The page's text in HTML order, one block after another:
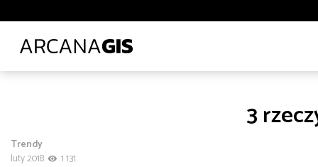
Biblioteki i muzea Ciepłownictwo Energetyka
Leśnictwo
Logistyka
Polecane tematy
3
Trendy
luty 2018
1 131